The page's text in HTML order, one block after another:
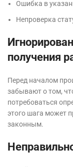
Ошибка в
Непроверка
получения
Перед началом
забывают о том,
потребоваться
этого шага может
законным.